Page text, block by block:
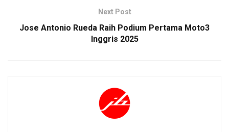
Next Post
Jose Antonio Rueda Raih Podium Pertama Moto3
Inggris 2025